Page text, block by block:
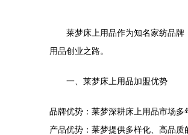
莱梦床上用品作为知名家纺品
用品创业之路。
一、莱梦床上用品加盟优势
品牌优势：莱梦深耕床上用品市场多
产品优势：莱梦提供多样化、高品